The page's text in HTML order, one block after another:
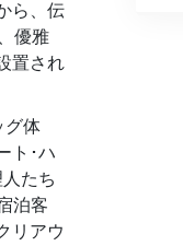
ら、伝
優雅
置され
グ体
ト･ハ
たち
泊客
リアウ